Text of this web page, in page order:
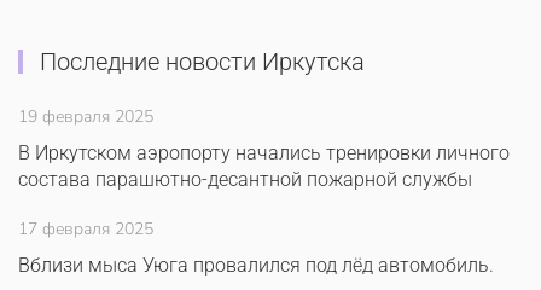
Последние новости Иркутска
19 февраля 2025
В Иркутском аэропорту начались тренировки личного
состава парашютно-десантной пожарной службы
17 февраля 2025
Вблизи мыса Уюга провалился под лёд автомобиль.